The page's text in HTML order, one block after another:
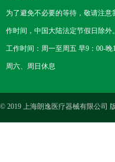
为了避免不必要的等待，敬请注
作时间，中国大陆法定节假日除外。
工作时间：周一至周五 早9：00-晚
周六、周日休息
© 2019 上海朗逸医疗器械有限公司